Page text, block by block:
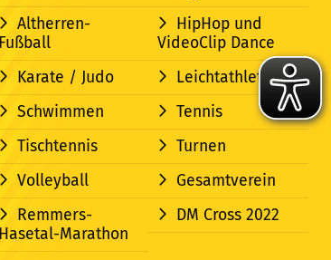
Altherren-
Fußball
HipHop und
VideoClip Dance
Karate / Judo
Leichtathletik
Schwimmen
Tennis
Tischtennis
Turnen
Volleyball
Gesamtverein
Remmers-
Hasetal-Marathon
DM Cross 2022